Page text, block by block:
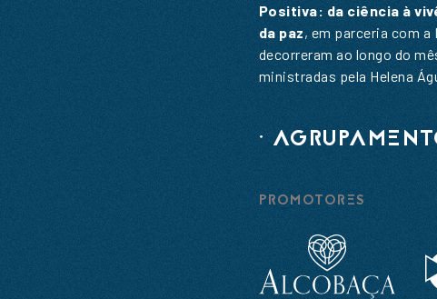
Positiva: da ciência à
da paz, em parceria com
decorreram ao longo do
ministradas pela Helena
·
PROMOTORES
Email